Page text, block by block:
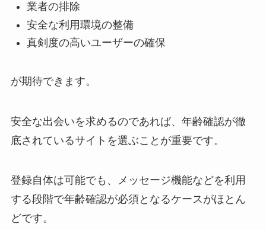
業者の排除
安全な利用環境の整備
真剣度の高いユーザーの確保
が期待できます。
安全な出会いを求めるのであれば、年齢確認が徹
底されているサイトを選ぶことが重要です。
登録自体は可能でも、メッセージ機能などを利用
する段階で年齢確認が必須となるケースがほとん
どです。